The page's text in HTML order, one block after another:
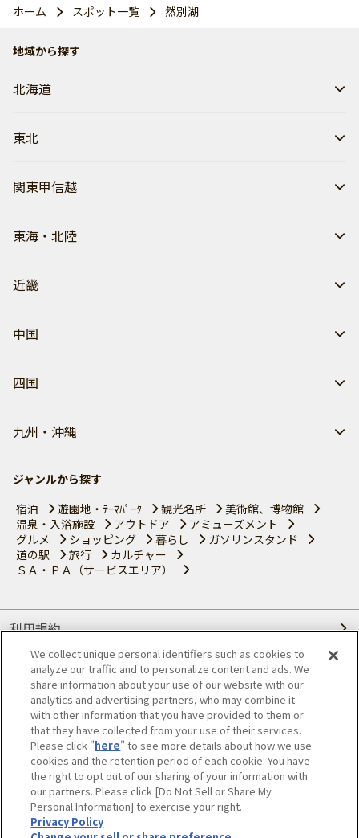
ホーム スポット一覧 然別湖
地域から探す
北海道
東北
関東甲信越
東海・北陸
近畿
中国
四国
九州・沖縄
ジャンルから探す
宿泊
遊園地・ﾃｰﾏﾊﾟｰｸ 観光名所
美術館、博物館
温泉・入浴施設
アウトドア
アミューズメント
グルメ
ショッピング 暮らし
ガソリンスタンド
道の駅
旅行
カルチャー
ＳＡ・ＰＡ（サービスエリア）
利用規約
個人情報の取り扱いについて
会員優待サービスの提携をご検討の方へ
JAFホームページ
© JAPAN AUTOMOBILE FEDERATION. All rights reserved.
We collect unique personal identifiers such as cookies to
analyze our traffic and to personalize content and ads. We
share information about your use of our website with our
analytics and advertising partners, who may combine it
with other information that you have provided to them or
that they have collected from your use of their services.
Please click "here" to see more details about how we use
cookies and the retention period of each cookie. You have
the right to opt out of our sharing of your information with
our partners. Please click [Do Not Sell or Share My
Personal Information] to exercise your right.
Privacy Policy